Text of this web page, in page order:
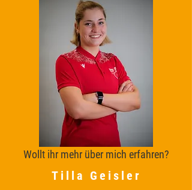
Wollt ihr mehr über mich erfahren?
Tilla Geisler